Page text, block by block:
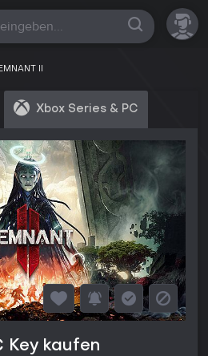
II
Xbox Series & PC
Key kaufen